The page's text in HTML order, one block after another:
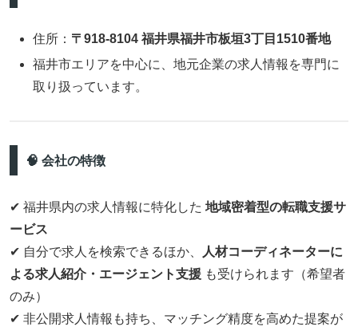
住所： 〒918‑8104 福井県福井市板垣3丁目1510番地
福井市エリアを中心に、地元企業の求人情報を専門に
取り扱っています。
🧠 会社の特徴
✔ 福井県内の求人情報に特化した 地域密着型の転職支援サ
ービス
✔ 自分で求人を検索できるほか、
人材コーディネーターに
よる求人紹介・エージェント支援 も受けられます（希望者
のみ）
✔ 非公開求人情報も持ち、マッチング精度を高めた提案が